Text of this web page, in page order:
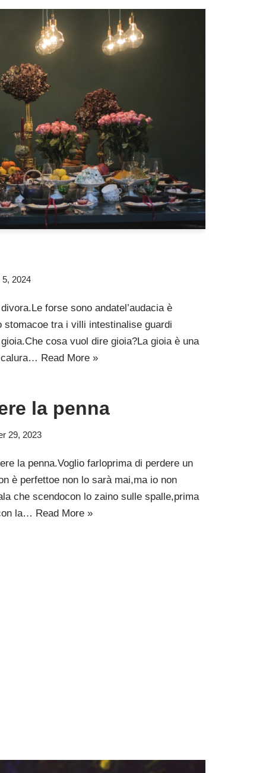
2024
forse sono andatel’audacia è
tra i villi intestinalise guardi
cosa vuol dire gioia?La gioia è una
calura… Read More »
la penna
29, 2023
la penna.Voglio farloprima di perdere un
è perfettoe non lo sarà mai,ma io non
che scendocon lo zaino sulle spalle,prima
la… Read More »